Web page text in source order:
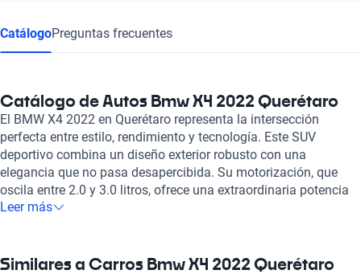
CatálogoPreguntas frecuentes
Catálogo de Autos Bmw X4 2022 Querétaro
El BMW X4 2022 en Querétaro representa la intersección
perfecta entre estilo, rendimiento y tecnología. Este SUV
deportivo combina un diseño exterior robusto con una
elegancia que no pasa desapercibida. Su motorización, que
oscila entre 2.0 y 3.0 litros, ofrece una extraordinaria potencia
que va desde 252 hasta 510 caballos de fuerza, haciendo que
superior. Equipado con un lujo sutil, el interior del BMW X4
Leer más
Similares a Carros Bmw X4 2022 Querétaro